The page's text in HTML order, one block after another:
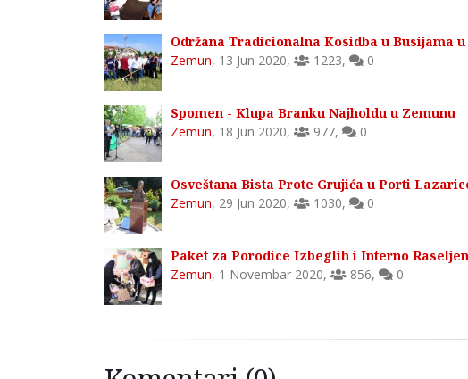
Održana Tradicionalna Kosidba u Busijama
Zemun, 13 Jun 2020, 1223, 0
Spomen - Klupa Branku Najholdu u Zemunu
Zemun, 18 Jun 2020, 977, 0
Osveštana Bista Prote Grujića u Porti
Zemun, 29 Jun 2020, 1030, 0
Paket za Porodice Izbeglih i Interno
Zemun, 1 Novembar 2020, 856, 0